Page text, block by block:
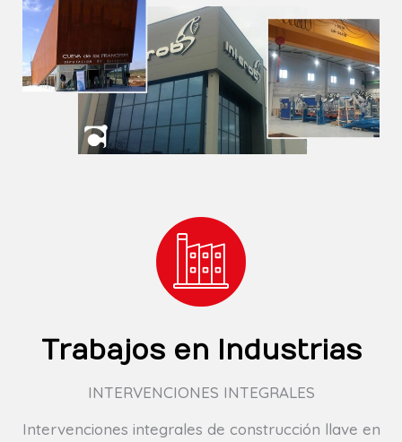
Trabajos en Industrias
INTERVENCIONES INTEGRALES
Intervenciones integrales de construcción llave en